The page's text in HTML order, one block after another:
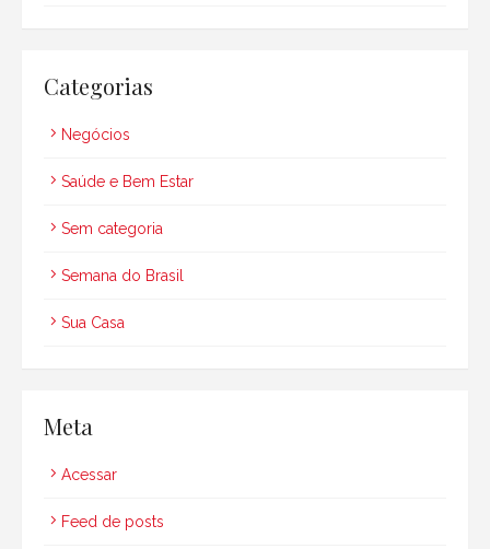
Categorias
Negócios
Saúde e Bem Estar
Sem categoria
Semana do Brasil
Sua Casa
Meta
Acessar
Feed de posts